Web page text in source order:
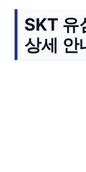
SKT 유
상세 안